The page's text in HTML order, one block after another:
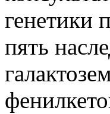
генетики
пять